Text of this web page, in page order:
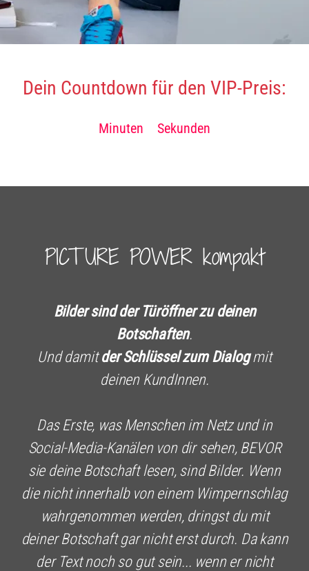
Dein Countdown für den VIP-Preis:​
Minuten Sekunden
PICTURE POWER kompakt
Bilder sind der Türöffner zu deinen
Botschaften.
Und damitder Schlüssel zum Dialogmit
deinen KundInnen.
Das Erste, was Menschen im Netz und in
Social-Media-Kanälen von dir sehen, BEVOR
sie deine Botschaft lesen, sind Bilder. Wenn
die nicht innerhalb von einem Wimpernschlag
wahrgenommen werden, dringst du mit
deiner Botschaft gar nicht erst durch. Da kann
der Text noch so gut sein... wenn er nicht